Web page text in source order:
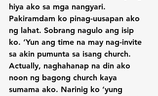
hiya ako sa mga nangyari.
Pakiramdam ko pinag-uusapan ako
ng lahat. Sobrang nagulo ang isip
ko. ‘Yun ang time na may nag-invite
sa akin pumunta sa isang church.
Actually, naghahanap na din ako
noon ng bagong church kaya
sumama ako. Narinig ko ‘yung